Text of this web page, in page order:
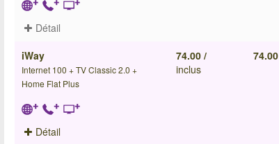
Détail
iWay
Internet 100 + TV Classic 2.0 +
Home Flat Plus
74.00 /
inclus
74.00
Détail